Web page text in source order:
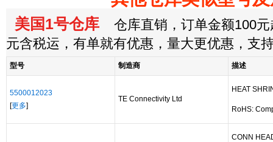
美国1号仓库 仓库直销，订单金额100元
元含税运，有单就有优惠，量大更优惠，支
型号 制造商 描述
5500012023
[更多]
TE Connectivity Ltd
HEAT
RoHS:
CONN